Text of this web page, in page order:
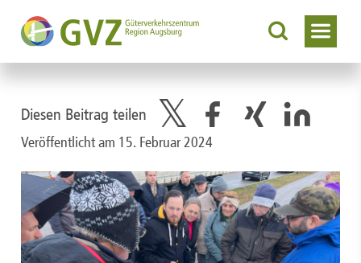
Diesen Beitrag teilen
Veröffentlicht am 15. Februar 2024